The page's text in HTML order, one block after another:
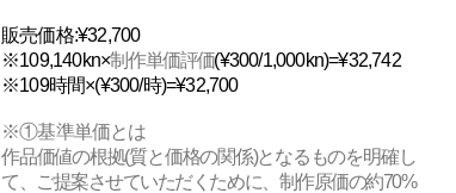
販売価格:¥32,700
※109,140kn×制作単価評価(¥300/1,000kn)=¥32,742
※109時間×(¥300/時)=¥32,700
※①基準単価とは
作品価値の根拠(質と価格の関係)となるものを明確し
て、ご提案させていただくために、制作原価の約70%